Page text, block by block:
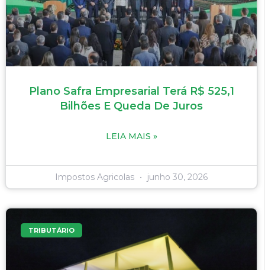
Plano Safra Empresarial Terá R$ 525,1
Bilhões E Queda De Juros
LEIA MAIS »
Impostos Agricolas junho 30, 2026
TRIBUTÁRIO